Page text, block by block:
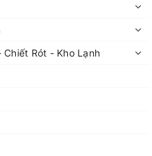
Rót - Kho Lạnh